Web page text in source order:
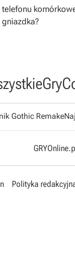
telefonu
Gry
Gothic Remake
Polityka